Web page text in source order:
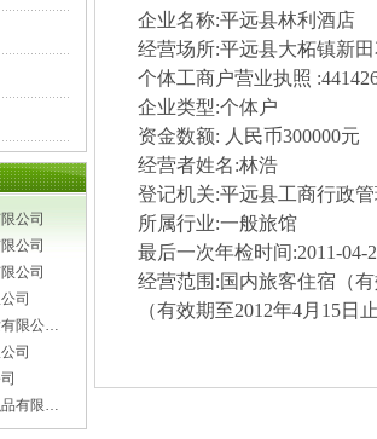
公司
公司
公司
司
有限公…
司
品有限…
企业名称:平远县林利酒店
经营场所:平远县大柘镇新
个体工商户营业执照
企业类型:个体户
资金数额: 人民币300000元
经营者姓名:林浩
登记机关:平远县工商行政
所属行业:一般旅馆
最后一次年检时间:2011-04-
经营范围 :国内旅客住宿（
（有效期至2012年4月 15日